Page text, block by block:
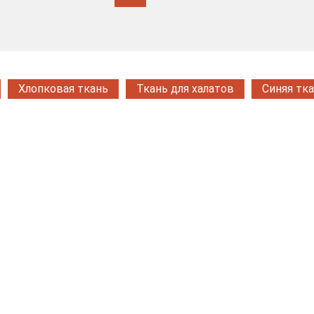
Хлопковая ткань Ткань для халатов Синяя